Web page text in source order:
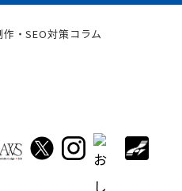
作・SEO対策コラム